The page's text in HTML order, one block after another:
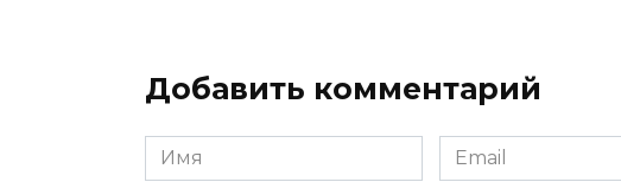
Добавить комментарий
Имя
*
Email
*